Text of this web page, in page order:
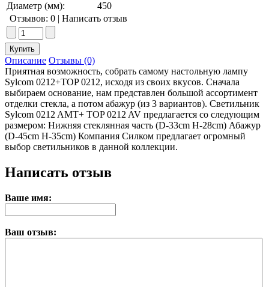
Диаметр (мм):
450
Отзывов: 0 | Написать отзыв
Описание Отзывы (0)
Приятная возможность, собрать самому настольную лампу
Sylcom 0212+TOP 0212, исходя из своих вкусов. Сначала
выбираем основание, нам представлен большой ассортимент
отделки стекла, а потом абажур (из 3 вариантов). Светильник
Sylcom 0212 AMT+ TOP 0212 AV предлагается со следующим
размером: Нижняя стеклянная часть (D-33cm H-28cm) Абажур
(D-45cm H-35cm) Компания Силком предлагает огромный
выбор светильников в данной коллекции.
Написать отзыв
Ваше имя:
Ваш отзыв: